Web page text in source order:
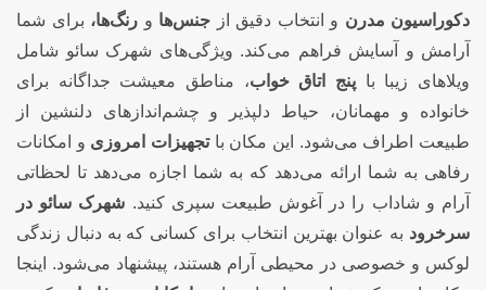
دکوراسیون مدرن و انتخاب دقیق از جنس‌ها و رنگ‌ها، برای شما
آرامش و آسایش فراهم می‌کند. ویژگی‌های شهرک سائو شامل
ویلاهای زیبا با پنج اتاق خواب، مناطق معیشت جداگانه برای
خانواده و مهمانان، حیاط دلپذیر و چشم‌اندازهای دلنشین از
طبیعت اطراف می‌شود. این مکان باتجهیزات امروزی و امکانات
رفاهی به شما ارائه می‌دهد که به شما اجازه می‌دهد تا لحظاتی
آرام و شاداب را در آغوش طبیعت سپری کنید. شهرک سائو در
سرخرود به عنوان بهترین انتخاب برای کسانی که به دنبال زندگی
لوکس و خصوصی در محیطی آرام هستند، پیشنهاد می‌شود. اینجا